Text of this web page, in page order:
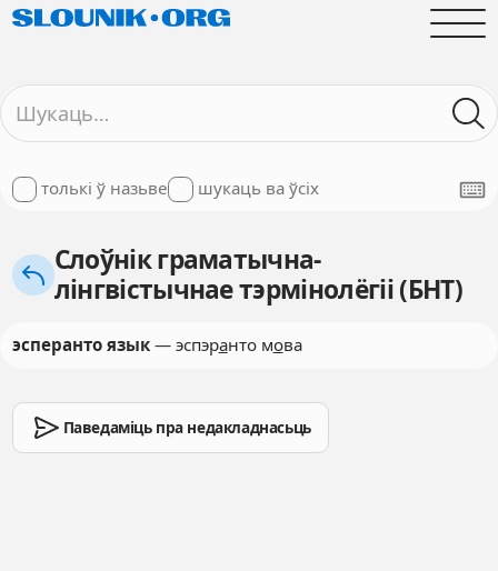
толькі ў назьве шукаць ва ўсіх
Слоўнік граматычна-
лінгвістычнае тэрмінолёгіі (БНТ)
эсперанто язык— эспэранто мова
Паведаміць пра недакладнасьць